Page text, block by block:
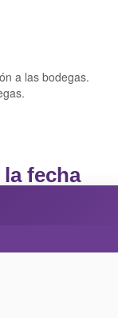
a las bodegas.
fecha